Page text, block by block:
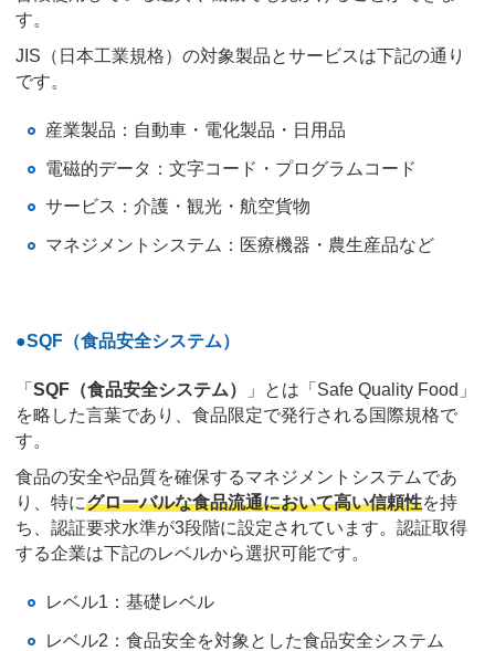
す。
JIS（日本工業規格）の対象製品とサービスは下記の通り
です。
産業製品：自動車・電化製品・日用品
電磁的データ：文字コード・プログラムコード
サービス：介護・観光・航空貨物
マネジメントシステム：医療機器・農生産品など
●SQF（食品安全システム）
「 SQF（食品安全システム）
」とは「Safe Quality Food」
を略した言葉であり、食品限定で発行される国際規格で
す。
食品の安全や品質を確保するマネジメントシステムであ
り、特にグローバルな食品流通において高い信頼性を持
ち、認証要求水準が3段階に設定されています。認証取得
する企業は下記のレベルから選択可能です。
レベル1：基礎レベル
レベル2：食品安全を対象とした食品安全システム